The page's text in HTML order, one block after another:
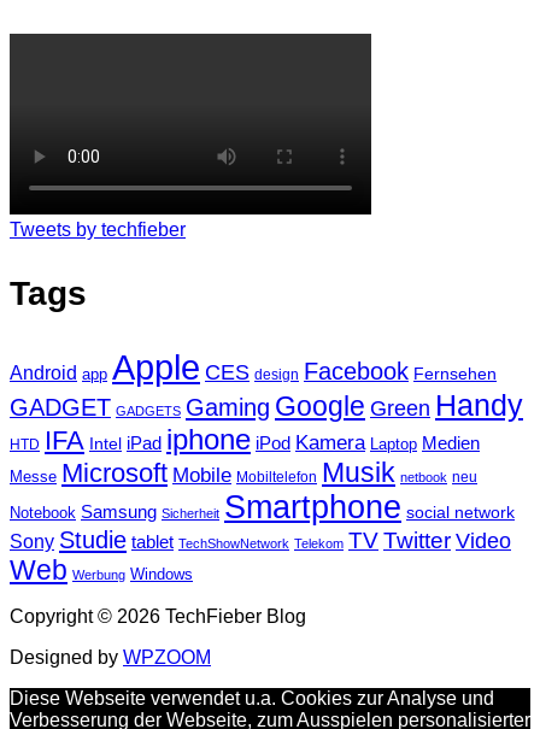
Tweets by techfieber
Tags
Android app Apple CES design Facebook Fernsehen
GADGET GADGETS Gaming Google Green Handy
HTD IFA Intel iPad iphone iPod Kamera Laptop Medien
Messe Microsoft Mobile Mobiltelefon Musik netbook neu
Notebook Samsung Sicherheit Smartphone social network
Sony Studie tablet TechShowNetwork Telekom TVTwitter Video
Web Werbung Windows
Copyright © 2026 TechFieber Blog
Designed by WPZOOM
Diese Webseite verwendet u.a. Cookies zur Analyse und
Verbesserung der Webseite, zum Ausspielen personalisierter